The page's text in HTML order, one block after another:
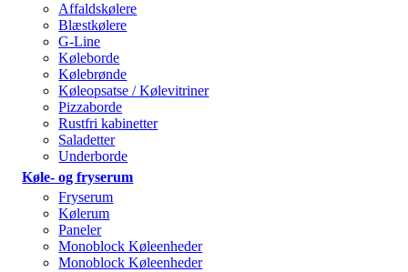
Affaldskølere
Blæstkølere
G-Line
Køleborde
Kølebrønde
Køleopsatse / Kølevitriner
Pizzaborde
Rustfri kabinetter
Saladetter
Underborde
Køle- og fryserum
Fryserum
Kølerum
Paneler
Monoblock Køleenheder
Monoblock Køleenheder